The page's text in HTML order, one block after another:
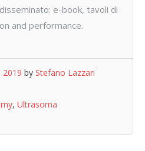
e-book, tavoli di
and performance.
2019 by Stefano Lazzari
, Ultrasoma